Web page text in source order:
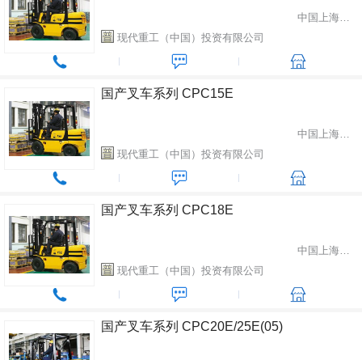
中国上海市闵行区
现代重工（中国）投资有限公司
国产叉车系列 CPC15E
中国上海市闵行区
现代重工（中国）投资有限公司
国产叉车系列 CPC18E
中国上海市闵行区
现代重工（中国）投资有限公司
国产叉车系列 CPC20E/25E(05)